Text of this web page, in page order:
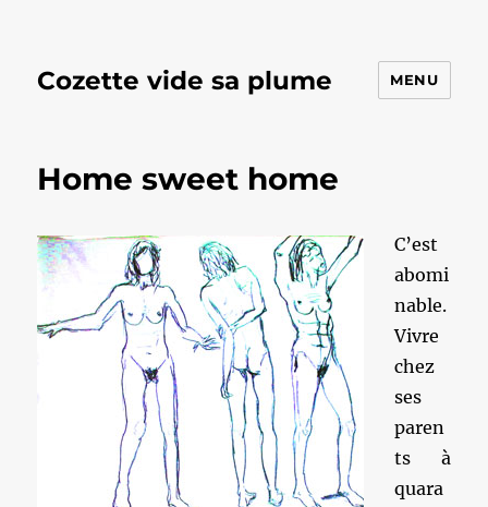
Cozette vide sa plume MENU
Home sweet home
C’est
abomi
nable.
Vivre
chez
ses
paren
ts à
quara